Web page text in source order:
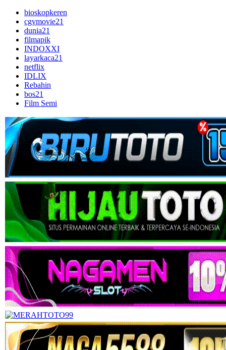
bioskopkeren
cgvmovie21
dunia21
filmapik
INDOXXI
layarkaca21
netflix
IDLIX
Rebahin
bos21
Film Semi